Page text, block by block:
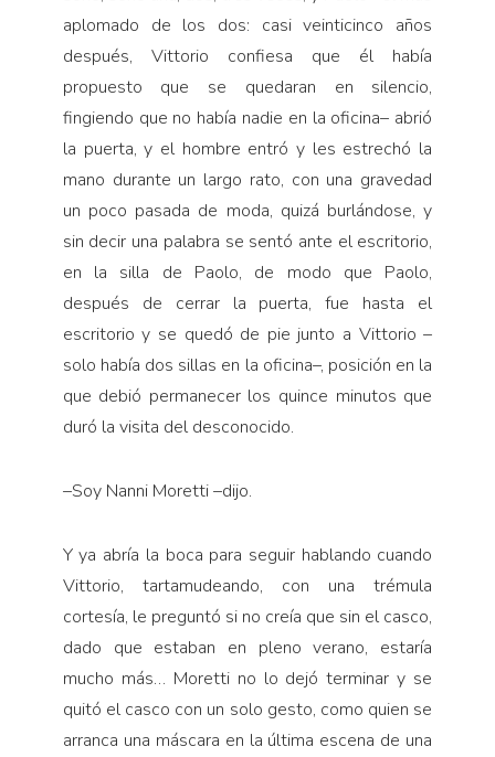
aplomado de los dos: casi veinticinco años
después, Vittorio confiesa que él había
propuesto que se quedaran en silencio,
fingiendo que no había nadie en la oficina– abrió
la puerta, y el hombre entró y les estrechó la
mano durante un largo rato, con una gravedad
un poco pasada de moda, quizá burlándose, y
sin decir una palabra se sentó ante el escritorio,
en la silla de Paolo, de modo que Paolo,
después de cerrar la puerta, fue hasta el
escritorio y se quedó de pie junto a Vittorio –
solo había dos sillas en la oficina–, posición en la
que debió permanecer los quince minutos que
duró la visita del desconocido.
–Soy Nanni Moretti –dijo.
Y ya abría la boca para seguir hablando cuando
Vittorio, tartamudeando, con una trémula
cortesía, le preguntó si no creía que sin el casco,
dado que estaban en pleno verano, estaría
mucho más… Moretti no lo dejó terminar y se
quitó el casco con un solo gesto, como quien se
arranca una máscara en la última escena de una